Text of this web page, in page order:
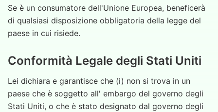
Se è un consumatore dell'Unione Europea, beneficerà
di qualsiasi disposizione obbligatoria della legge del
paese in cui risiede.
Conformità Legale degli Stati Uniti
Lei dichiara e garantisce che (i) non si trova in un
paese che è soggetto all' embargo del governo degli
Stati Uniti, o che è stato designato dal governo degli